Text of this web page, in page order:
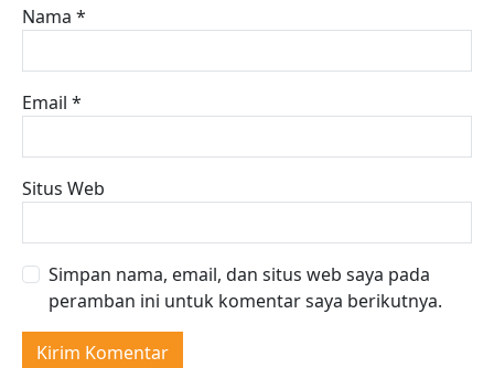
Nama *
Email *
Situs Web
Simpan nama, email, dan situs web saya pada
peramban ini untuk komentar saya berikutnya.